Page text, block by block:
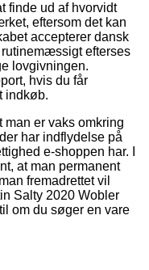
finde ud af hvorvidt
eftersom det kan
accepterer dansk
efterses
lovgivningen.
hvis du får
indkøb.
er vaks omkring
har indflydelse på
e-shoppen har. I
at man permanent
fremadrettet vil
Salty 2020 Wobler
om du søger en vare